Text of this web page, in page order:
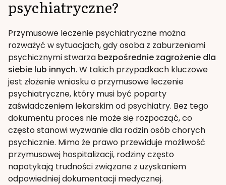
psychiatryczne?
Przymusowe leczenie psychiatryczne można
rozważyć w sytuacjach, gdy osoba z zaburzeniami
psychicznymi stwarza bezpośrednie zagrożenie dla
siebie lub innych. W takich przypadkach kluczowe
jest złożenie wniosku o przymusowe leczenie
psychiatryczne, który musi być poparty
zaświadczeniem lekarskim od psychiatry. Bez tego
dokumentu proces nie może się rozpocząć, co
często stanowi wyzwanie dla rodzin osób chorych
psychicznie. Mimo że prawo przewiduje możliwość
przymusowej hospitalizacji, rodziny często
napotykają trudności związane z uzyskaniem
odpowiedniej dokumentacji medycznej.